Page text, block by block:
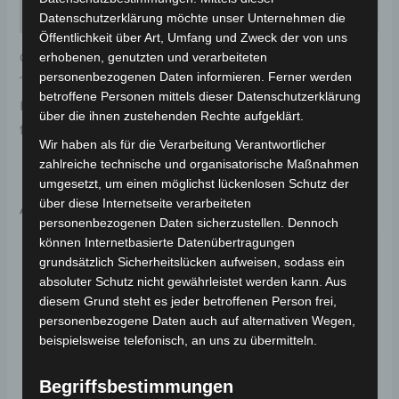
Rezensionen (0)
Original-Ersatzteil für den 3-Rad Seniorenmobil VM4.
Trommelbremse für optimale Funktionalität und
Haltbarkeit. Weitere Informationen zum Fahrzeug
findest du hier:
Ähnliche Produkte
Datenschutzerklärung möchte unser Unternehmen die
Öffentlichkeit über Art, Umfang und Zweck der von uns
erhobenen, genutzten und verarbeiteten
personenbezogenen Daten informieren. Ferner werden
betroffene Personen mittels dieser Datenschutzerklärung
über die ihnen zustehenden Rechte aufgeklärt.
Wir haben als für die Verarbeitung Verantwortlicher
zahlreiche technische und organisatorische Maßnahmen
umgesetzt, um einen möglichst lückenlosen Schutz der
über diese Internetseite verarbeiteten
personenbezogenen Daten sicherzustellen. Dennoch
können Internetbasierte Datenübertragungen
grundsätzlich Sicherheitslücken aufweisen, sodass ein
absoluter Schutz nicht gewährleistet werden kann. Aus
diesem Grund steht es jeder betroffenen Person frei,
personenbezogene Daten auch auf alternativen Wegen,
beispielsweise telefonisch, an uns zu übermitteln.
Begriffsbestimmungen